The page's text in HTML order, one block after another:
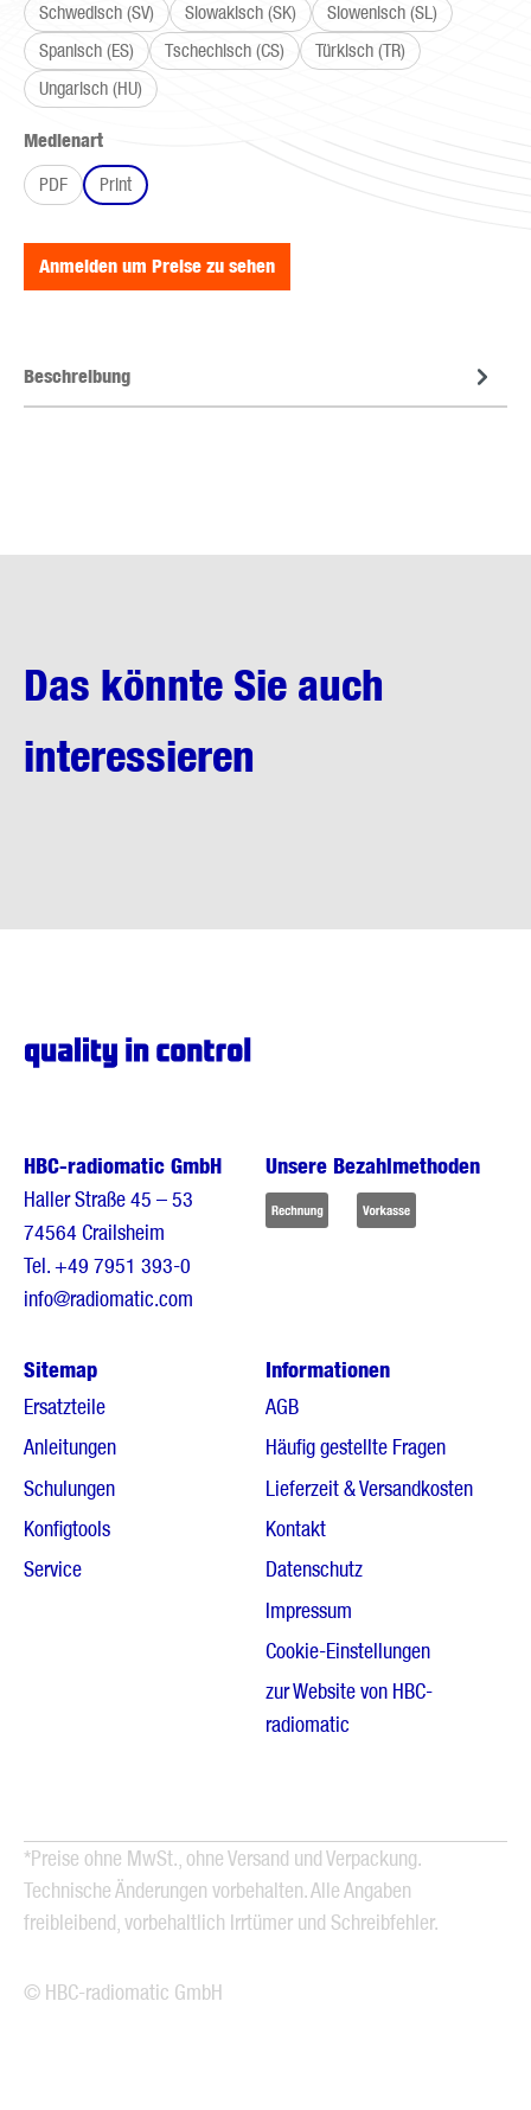
Schwedisch (SV)
Slowakisch (SK)
Slowenisch (SL)
Spanisch (ES)
Tschechisch (CS)
Türkisch (TR)
Ungarisch (HU)
Medienartauswählen
PDF
Print
Anmelden um Preise zu sehen
Beschreibung
Das könnte Sie auch
interessieren
HBC-radiomatic GmbH
Haller Straße 45 – 53
74564 Crailsheim
Tel.+49 7951 393-0
info@radiomatic.com
Unsere Bezahlmethoden
Sitemap
Ersatzteile
Anleitungen
Schulungen
Konfigtools
Service
Informationen
AGB
Häufig gestellte Fragen
Lieferzeit & Versandkosten
Kontakt
Datenschutz
Impressum
Cookie-Einstellungen
zur Website von HBC-
radiomatic
*Preise ohne MwSt., ohne Versand und Verpackung.
Technische Änderungen vorbehalten. Alle Angaben
freibleibend, vorbehaltlich Irrtümer und Schreibfehler.
© HBC-radiomatic GmbH